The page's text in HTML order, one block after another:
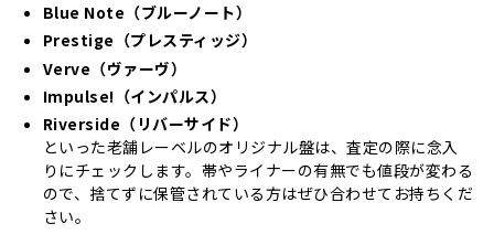
Blue Note（ブルーノート）
Prestige（プレスティッジ）
Verve（ヴァーヴ）
Impulse!（インパルス）
Riverside（リバーサイド）
といった老舗レーベルのオリジナル盤は、査定の際に念入
りにチェックします。帯やライナーの有無でも値段が変わる
ので、捨てずに保管されている方はぜひ合わせてお持ちくだ
さい。